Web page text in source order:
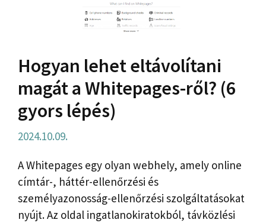
Hogyan lehet eltávolítani
magát a Whitepages-ről? (6
gyors lépés)
2024.10.09.
A Whitepages egy olyan webhely, amely online
címtár-, háttér-ellenőrzési és
személyazonosság-ellenőrzési szolgáltatásokat
nyújt. Az oldal ingatlanokiratokból, távközlési